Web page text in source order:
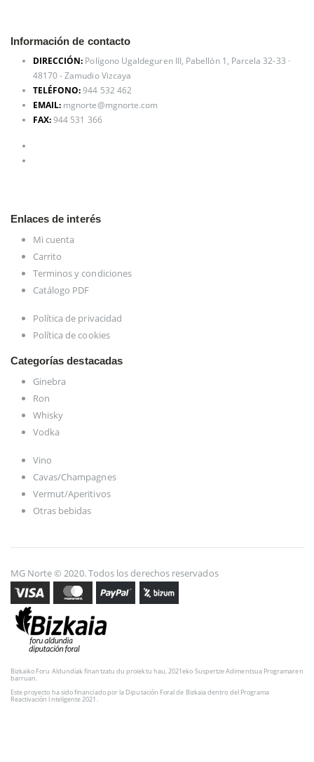
Información de contacto
DIRECCIÓN: Polígono Ugaldeguren III, Pabellón 1, Parcela 32-33 ·
48170 - Zamudio Vizcaya
TELÉFONO:944 532 462
EMAIL: mgnorte@mgnorte.com
FAX:944 531 366
Enlaces de interés
Mi cuenta
Carrito
Terminos y condiciones
Catálogo PDF
Política de privacidad
Política de cookies
Categorías destacadas
Ginebra
Ron
Whisky
Vodka
Vino
Cavas/Champagnes
Vermut/Aperitivos
Otras bebidas
MG Norte © 2020. Todos los derechos reservados
Bizkaiko Foru Aldundiak finantzatu du proiektu hau, 2021eko Suspertze Adimentsua Programaren
barruan.
Este proyecto ha sido financiado por la Diputación Foral de Bizkaia dentro del Programa
Reactivación Inteligente 2021.